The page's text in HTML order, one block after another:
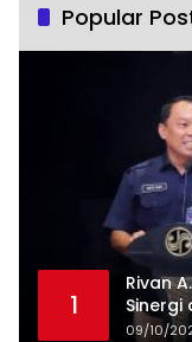
Popular
1
Rivan
Serikat
09/10/